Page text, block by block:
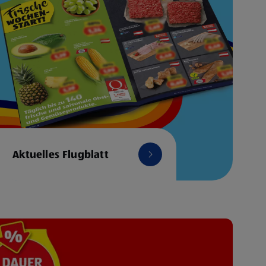
Aktuelles Flugblatt